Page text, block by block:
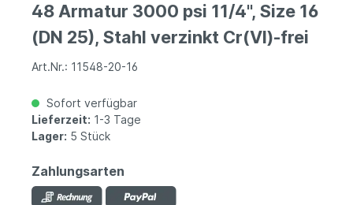
48 Armatur 3000 psi 11/4", Size 16
(DN 25), Stahl verzinkt Cr(VI)-frei
Art.Nr.: 11548-20-16
Sofort verfügbar
Lieferzeit: 1-3 Tage
Lager: 5 Stück
Zahlungsarten